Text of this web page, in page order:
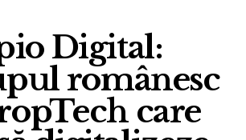
Digital:
românesc
care